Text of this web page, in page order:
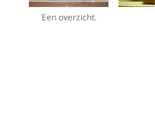
Een overzicht.